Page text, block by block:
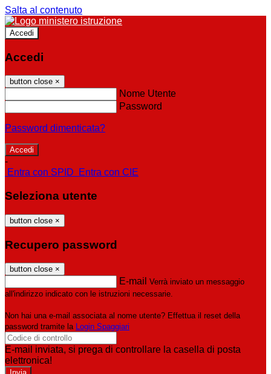
Salta al contenuto
Accedi
Accedi
button close ×
Nome Utente
Password
Password dimenticata?
-
Entra con SPID
Entra con CIE
Seleziona utente
button close ×
Recupero password
button close ×
E-mail Verrà inviato un messaggio
all'indirizzo indicato con le istruzioni necessarie.
Non hai una e-mail associata al nome utente? Effettua il reset della
password tramite la Login Spaggiari
E-mail inviata, si prega di controllare la casella di posta
elettronica!